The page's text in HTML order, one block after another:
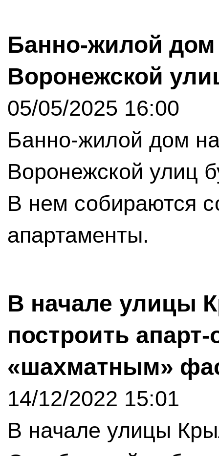
Банно-жилой дом
Воронежской
05/05/2025 16:00
Банно-жилой дом
Воронежской улиц
В нем собираются
апартаменты.
В начале улицы
построить апарт-
«шахматным»
14/12/2022 15:01
В начале улицы